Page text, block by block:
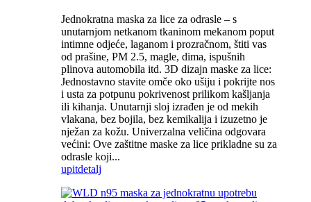
Jednokratna maska za lice za odrasle – s
unutarnjom netkanom tkaninom mekanom poput
intimne odjeće, laganom i prozračnom, štiti vas
od prašine, PM 2.5, magle, dima, ispušnih
plinova automobila itd. 3D dizajn maske za lice:
Jednostavno stavite omče oko ušiju i pokrijte nos
i usta za potpunu pokrivenost prilikom kašljanja
ili kihanja. Unutarnji sloj izrađen je od mekih
vlakana, bez bojila, bez kemikalija i izuzetno je
nježan za kožu. Univerzalna veličina odgovara
većini: Ove zaštitne maske za lice prikladne su za
odrasle koji...
upitdetalj